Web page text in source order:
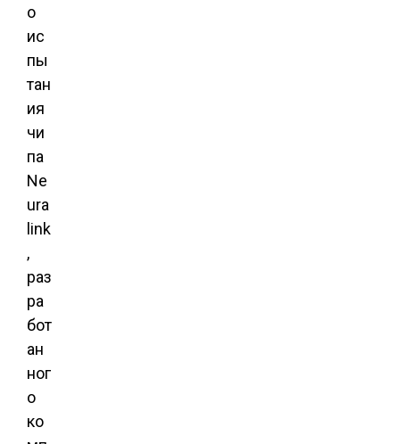
о
ис
пы
тан
ия
чи
па
Ne
ura
link
,
раз
ра
бот
ан
ног
о
ко